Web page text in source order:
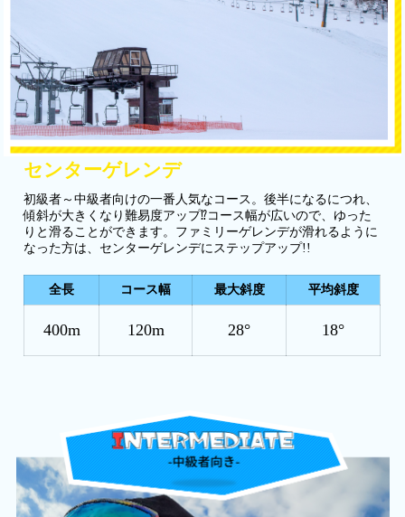
センターゲレンデ
初級者～中級者向けの一番人気なコース。後半になるにつれ、
傾斜が大きくなり難易度アップ⁉コース幅が広いので、ゆった
りと滑ることができます。ファミリーゲレンデが滑れるように
なった方は、センターゲレンデにステップアップ!!
全長 コース幅 最大斜度 平均斜度
400m 120m 28° 18°